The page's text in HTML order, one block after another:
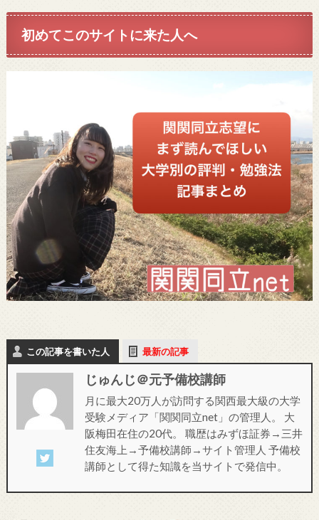
初めてこのサイトに来た人へ
この記事を書いた人 最新の記事
じゅんじ＠元予備校講師
月に最大20万人が訪問する関西最大級の大学
受験メディア「関関同立net」の管理人。 大
阪梅田在住の20代。 職歴はみずほ証券→三井
住友海上→予備校講師→サイト管理人 予備校
講師として得た知識を当サイトで発信中。